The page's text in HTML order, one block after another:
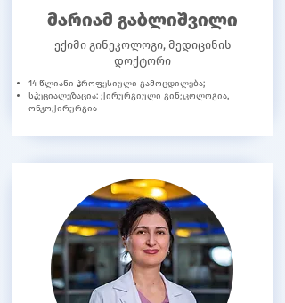
მარიამ გაბლიშვილი
ექიმი გინეკოლოგი, მედიცინის
დოქტორი
14 წლიანი პროფესიული გამოცდილება;
სპეციალეზაცია: ქირურგიული გინეკოლოგია,
ონკოქირურგია